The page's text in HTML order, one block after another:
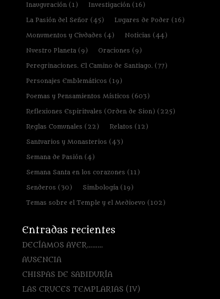
Inauguración(1) Investigación(16)
La Pasión del Señor (45) Lugares de Poder (16)
Monumentos y Ciudades (4) Noticias (44)
Nuestro Planeta(9) Oraciones (9)
Peregrinaciones. El Camino de Santiago.(77)
Personajes Emblemáticos (19)
Poemas y Pensamientos Místicos (603)
Reflexiones Espirituales (Orden de Sion) (225)
Reglas Comunales (22) Relatos (12)
Santuarios y Monasterios (43)
Semana de Pasión(4)
Semana Santa en los corazones (11)
Senderos (30) Simbología(19)
Temas sobre el Temple y el Medioevo (102)
Entradas recientes
DECÍAMOS AYER………
AUSENCIA
CHISPAS DE SABIDURÍA
LAS CRUCES TEMPLARIAS (IV)